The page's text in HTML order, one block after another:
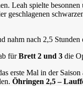
Leah spielte
geschlagenen
nahm nach 2,5
fürBrett 2 und 3 die
erste Mal in der Saison
Öhringen 2,5 –